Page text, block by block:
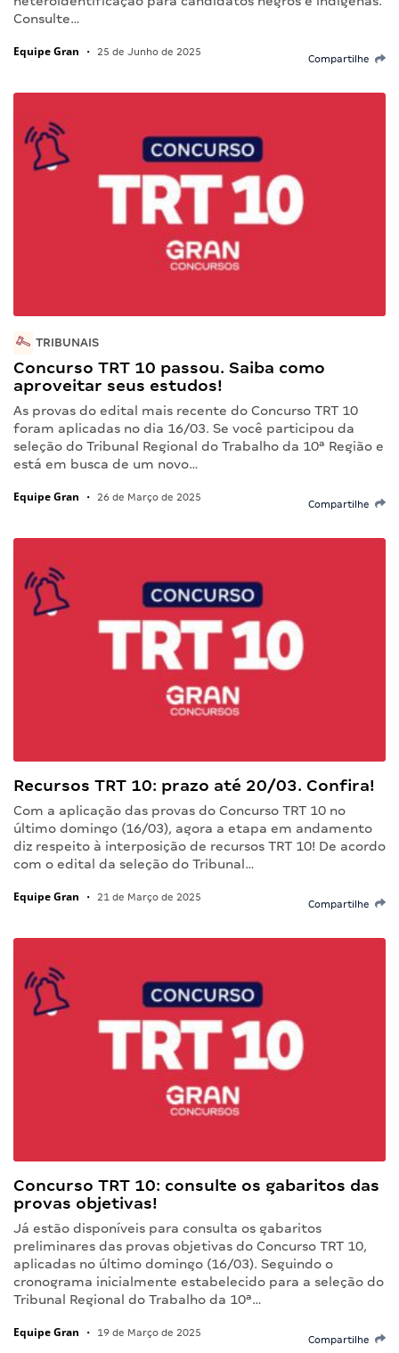
Consulte…
Equipe Gran • 25 de Junho de 2025
Compartilhe
TRIBUNAIS
Concurso TRT 10 passou. Saiba como
aproveitar seus estudos!
As provas do edital mais recente do Concurso TRT 10
foram aplicadas no dia 16/03. Se você participou da
seleção do Tribunal Regional do Trabalho da 10ª Região e
está em busca de um novo…
Equipe Gran • 26 de Março de 2025
Compartilhe
Recursos TRT 10: prazo até 20/03. Confira!
Com a aplicação das provas do Concurso TRT 10 no
último domingo (16/03), agora a etapa em andamento
diz respeito à interposição de recursos TRT 10! De acordo
com o edital da seleção do Tribunal…
Equipe Gran • 21 de Março de 2025
Compartilhe
Concurso TRT 10: consulte os gabaritos das
provas objetivas!
Já estão disponíveis para consulta os gabaritos
preliminares das provas objetivas do Concurso TRT 10,
aplicadas no último domingo (16/03). Seguindo o
cronograma inicialmente estabelecido para a seleção do
Tribunal Regional do Trabalho da 10ª…
Equipe Gran • 19 de Março de 2025
Compartilhe